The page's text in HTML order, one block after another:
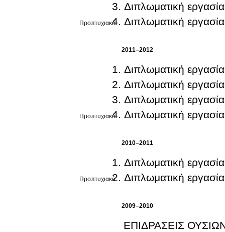
Προπτυχιακό
Διπλωματική εργασία
Διπλωματική εργασία
2011–2012
Προπτυχιακό
Διπλωματική εργασία
Διπλωματική εργασία
Διπλωματική εργασία
Διπλωματική εργασία
2010–2011
Προπτυχιακό
Διπλωματική εργασία
Διπλωματική εργασία
2009–2010
ΕΠΙΔΡΑΣΕΙΣ